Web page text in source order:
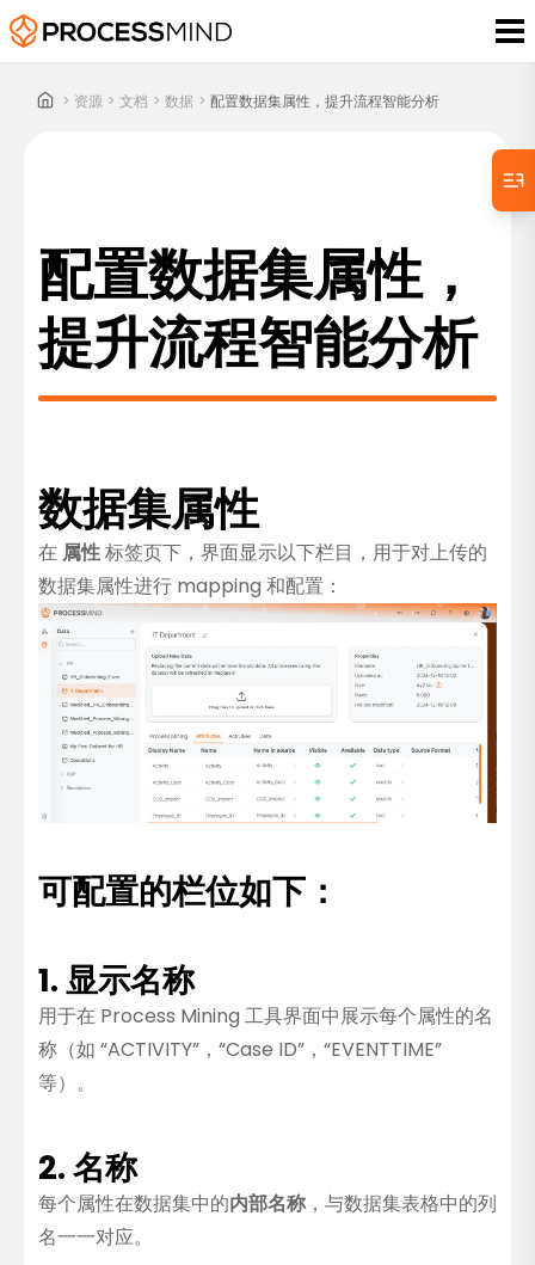
> 资源 > 文档 > 数据 > 配置数据集属性，提升流程智能分析
配置数据集属性，
提升流程智能分析
数据集属性
在属性标签页下，界面显示以下栏目，用于对上传的
数据集属性进行 mapping 和配置：
可配置的栏位如下：
1. 显示名称
用于在 Process Mining 工具界面中展示每个属性的名
称（如 “ACTIVITY”，“Case ID”，“EVENTTIME”
等）。
2. 名称
每个属性在数据集中的内部名称 ，与数据集表格中的列
名一一对应。